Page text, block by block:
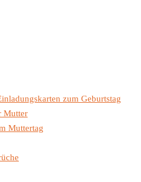
zum Geburtstag
Mutter
Muttertag